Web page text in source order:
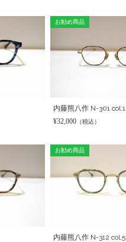
お勧め商品
内藤熊八作 N-301 col.1
¥32,000（税込）
お勧め商品
内藤熊八作 N-312 col.5